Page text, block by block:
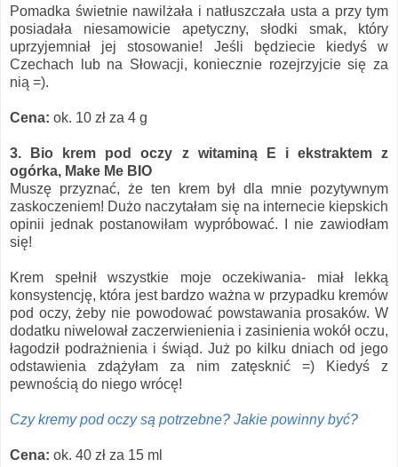
Pomadka świetnie nawilżała i natłuszczała usta a przy tym
posiadała niesamowicie apetyczny, słodki smak, który
uprzyjemniał jej stosowanie! Jeśli będziecie kiedyś w
Czechach lub na Słowacji, koniecznie rozejrzyjcie się za
nią =).
Cena: ok. 10 zł za 4 g
3. Bio krem pod oczy z witaminą E i ekstraktem z
ogórka, Make Me BIO
Muszę przyznać, że ten krem był dla mnie pozytywnym
zaskoczeniem! Dużo naczytałam się na internecie kiepskich
opinii jednak postanowiłam wypróbować. I nie zawiodłam
się!
Krem spełnił wszystkie moje oczekiwania- miał lekką
konsystencję, która jest bardzo ważna w przypadku kremów
pod oczy, żeby nie powodować powstawania prosaków. W
dodatku niwelował zaczerwienienia i zasinienia wokół oczu,
łagodził podrażnienia i świąd. Już po kilku dniach od jego
odstawienia zdążyłam za nim zatęsknić =) Kiedyś z
pewnością do niego wrócę!
Czy kremy pod oczy są potrzebne? Jakie powinny być?
Cena: ok. 40 zł za 15 ml